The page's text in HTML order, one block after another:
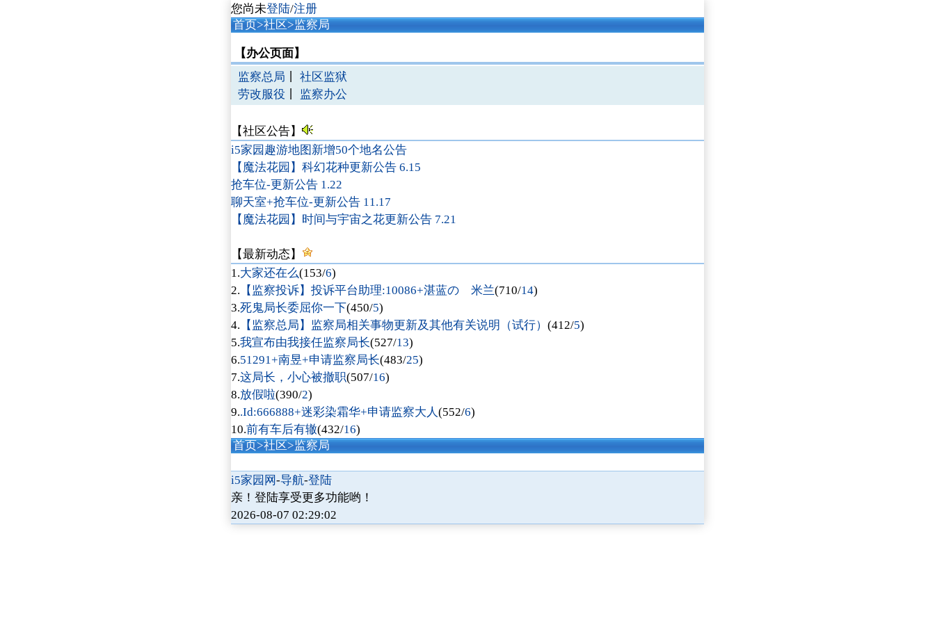
您尚未登陆/注册
首页>社区>监察局
【办公页面】
监察总局
社区监狱
劳改服役
监察办公
【社区公告】
i5家园趣游地图新增50个地名公告
【魔法花园】科幻花种更新公告 6.15
抢车位-更新公告 1.22
聊天室+抢车位-更新公告 11.17
【魔法花园】时间与宇宙之花更新公告 7.21
【最新动态】
1.大家还在么(153/6)
2. 【监察投诉】投诉平台助理:10086+湛蓝の 米兰(710/14)
3.死鬼局长委屈你一下(450/5)
4. 【监察总局】监察局相关事物更新及其他有关说明（试行） (412/5)
5.我宣布由我接任监察局长(527/13)
6.51291+南昱+申请监察局长(483/25)
7.这局长，小心被撤职(507/16)
8.放假啦(390/2)
9..Id:666888+迷彩染霜华+申请监察大人(552/6)
10.前有车后有辙(432/16)
首页>社区>监察局
i5家园网-导航-登陆
亲！登陆享受更多功能哟！
2026-08-07 02:29:02